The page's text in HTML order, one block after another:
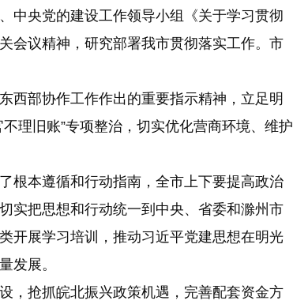
中央党的建设工作领导小组《关于学习贯彻
会议精神，研究部署我市贯彻落实工作。市
部协作工作作出的重要指示精神，立足明
理旧账”专项整治，切实优化营商环境、维护
本遵循和行动指南，全市上下要提高政治
实把思想和行动统一到中央、省委和滁州市
开展学习培训，推动习近平党建思想在明光
发展。
抢抓皖北振兴政策机遇，完善配套资金方